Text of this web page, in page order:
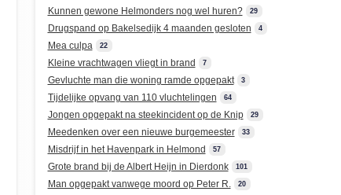
Kunnen gewone Helmonders nog wel huren? 29
Drugspand op Bakelsedijk 4 maanden gesloten 4
Mea culpa 22
Kleine vrachtwagen vliegt in brand 7
Gevluchte man die woning ramde opgepakt 3
Tijdelijke opvang van 110 vluchtelingen 64
Jongen opgepakt na steekincident op de Knip 29
Meedenken over een nieuwe burgemeester 33
Misdrijf in het Havenpark in Helmond 57
Grote brand bij de Albert Heijn in Dierdonk 101
Man opgepakt vanwege moord op Peter R. 20